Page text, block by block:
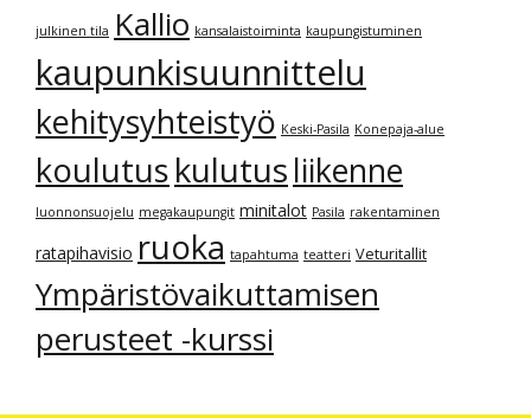
julkinen tila Kallio kansalaistoiminta kaupungistuminen
kaupunkisuunnittelu
kehitysyhteistyö Keski-Pasila Konepaja-alue
koulutuskulutusliikenne
luonnonsuojelu megakaupungit minitalot Pasila rakentaminen
ratapihavisio ruoka tapahtuma teatteri Veturitallit
Ympäristövaikuttamisen
perusteet -kurssi